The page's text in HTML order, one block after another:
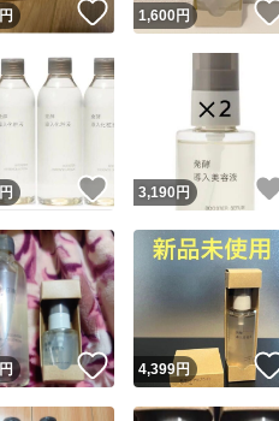
円 いいね！
1,600円
円 いいね！
3,190 円
円 いいね！
4,399円